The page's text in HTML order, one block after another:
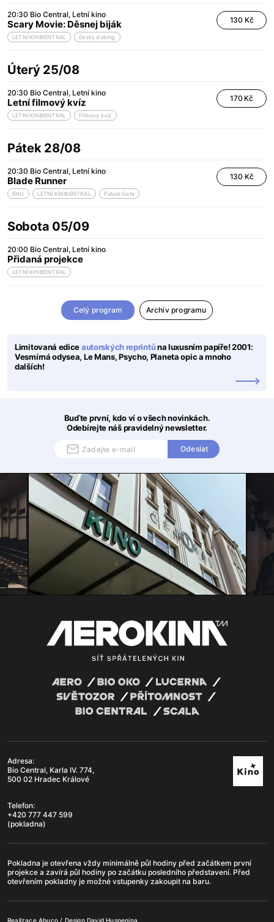
20:30 Bio Central Letní kino
Scary Movie: Děsnej biják
LETNÍ KIN©ENTRAL český dabing
130 Kč
Úterý 25/08
20:30 Bio Central Letní kino
Letní filmový kvíz
LETNÍ KIN©ENTRAL Filmový kvíz
170 Kč
Pátek 28/08
20:30 Bio Central Letní kino
Blade Runner
ENG LETNÍ KIN©ENTRAL Future Gate
130 Kč
Sobota 05/09
20:00 Bio Central Letní kino
Přidaná projekce
LETNÍ KIN©ENTRAL
Celý program Archiv programu
Limitovaná ediceautorských reprintůna luxusním papíře! 2001:
Vesmírná odysea, Le Mans, Psycho, Planeta opic a mnoho
dalších!
Buďte první, kdo ví o všech novinkách.
Odebírejte náš pravidelný newsletter.
Odeslat
Adresa:
Bio Central, Karla IV. 774,
500 02 Hradec Králové
Telefon:
+420 777 447 599
(pokladna)
Pokladna je otevřena vždy minimálně půl hodiny před začátkem první
projekce a zavírá půl hodiny po začátku posledního představení. Před
otevřením pokladny je možné vstupenky zakoupit na baru.
RealizaceAbuco / DesignDavid Huspenina